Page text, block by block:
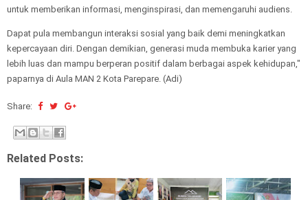
untuk memberikan informasi, menginspirasi, dan memengaruhi audiens.
Dapat pula membangun interaksi sosial yang baik demi meningkatkan
kepercayaan diri. Dengan demikian, generasi muda membuka karier yang
lebih luas dan mampu berperan positif dalam berbagai aspek kehidupan,"
paparnya di Aula MAN 2 Kota Parepare. (Adi)
Share:
Related Posts: